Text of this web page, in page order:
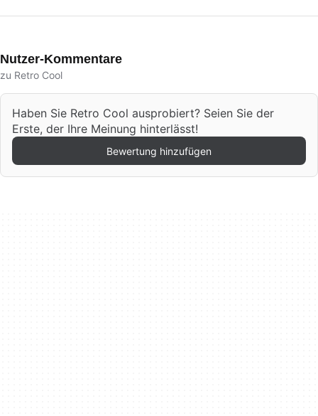
Nutzer-Kommentare
zu Retro Cool
Haben Sie Retro Cool ausprobiert? Seien Sie der
Erste, der Ihre Meinung hinterlässt!
Bewertung hinzufügen